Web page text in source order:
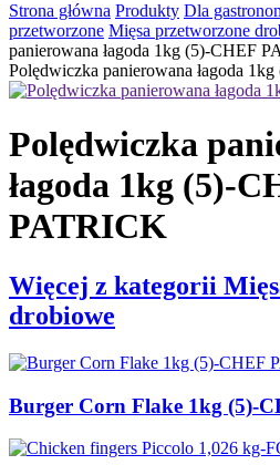
Strona główna Produkty Dla
przetworzone Mięsa przetworzone
panierowana łagoda 1kg (5)-CHEF
Polędwiczka panierowana łagoda
Polędwiczka
łagoda 1kg (5)-
PATRICK
Więcej z kategorii
drobiowe
Burger Corn Flake 1kg (5)-